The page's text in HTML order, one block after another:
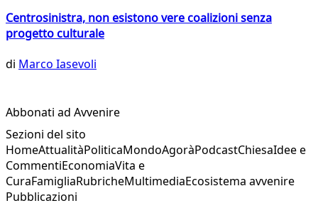
Centrosinistra, non esistono vere coalizioni senza
progetto culturale
di Marco Iasevoli
Abbonati ad Avvenire
Sezioni del sito
HomeAttualitàPoliticaMondoAgoràPodcastChiesaIdee e
CommentiEconomiaVita e
CuraFamigliaRubricheMultimediaEcosistema avvenire
Pubblicazioni